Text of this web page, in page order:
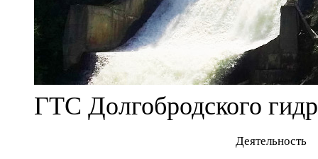
ГТС Долгобродского
Деятельность